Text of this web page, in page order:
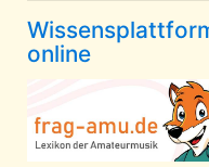
online